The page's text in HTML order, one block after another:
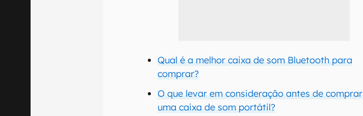
Qual é a melhor caixa de som Bluetooth para
comprar?
O que levar em consideração antes de comprar
uma caixa de som portátil?